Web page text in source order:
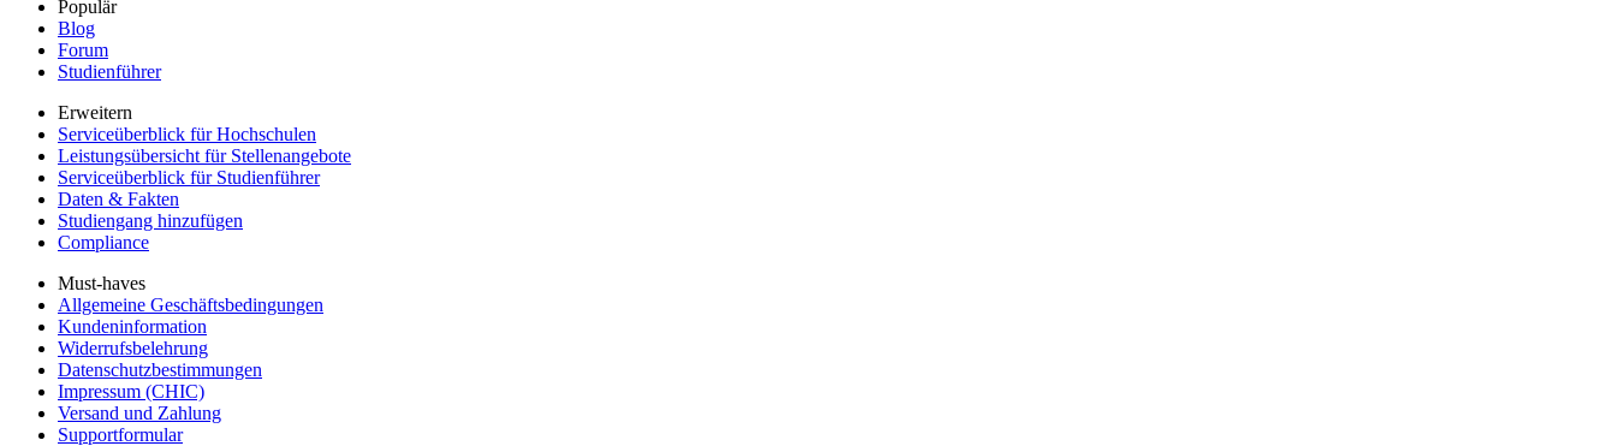
Populär
Blog
Forum
Studienführer
Erweitern
Serviceüberblick für Hochschulen
Leistungsübersicht für Stellenangebote
Serviceüberblick für Studienführer
Daten & Fakten
Studiengang hinzufügen
Compliance
Must-haves
Allgemeine Geschäftsbedingungen
Kundeninformation
Widerrufsbelehrung
Datenschutzbestimmungen
Impressum (CHIC)
Versand und Zahlung
Supportformular